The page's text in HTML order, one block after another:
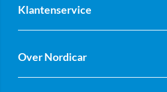
Klantenservice
Over Nordicar